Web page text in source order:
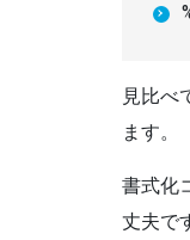
見比べ
ます。
書式化
丈夫で